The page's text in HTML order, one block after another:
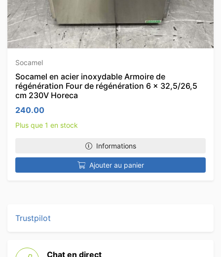
Socamel
Socamel en acier inoxydable Armoire de
régénération Four de régénération 6 x 32,5/26,5
cm 230V Horeca
240.00
Plus que 1 en stock
Informations
Ajouter au panier
Trustpilot
Chat en direct